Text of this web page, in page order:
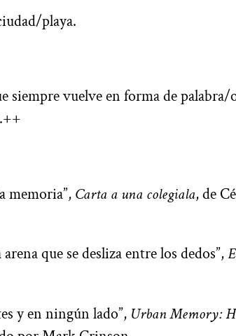
playa.
siempre vuelve en forma de palabra/
memoria”, Carta a una colegiala, de
que se desliza entre los dedos”,
y en ningún lado”, Urban Memory: